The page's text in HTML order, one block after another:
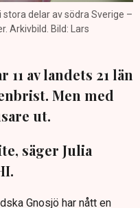
delar av södra Sverige –
Arkivbild. Bild: Lars
av landets 21 län
Men med
ut.
säger Julia
Gnosjö har nått en